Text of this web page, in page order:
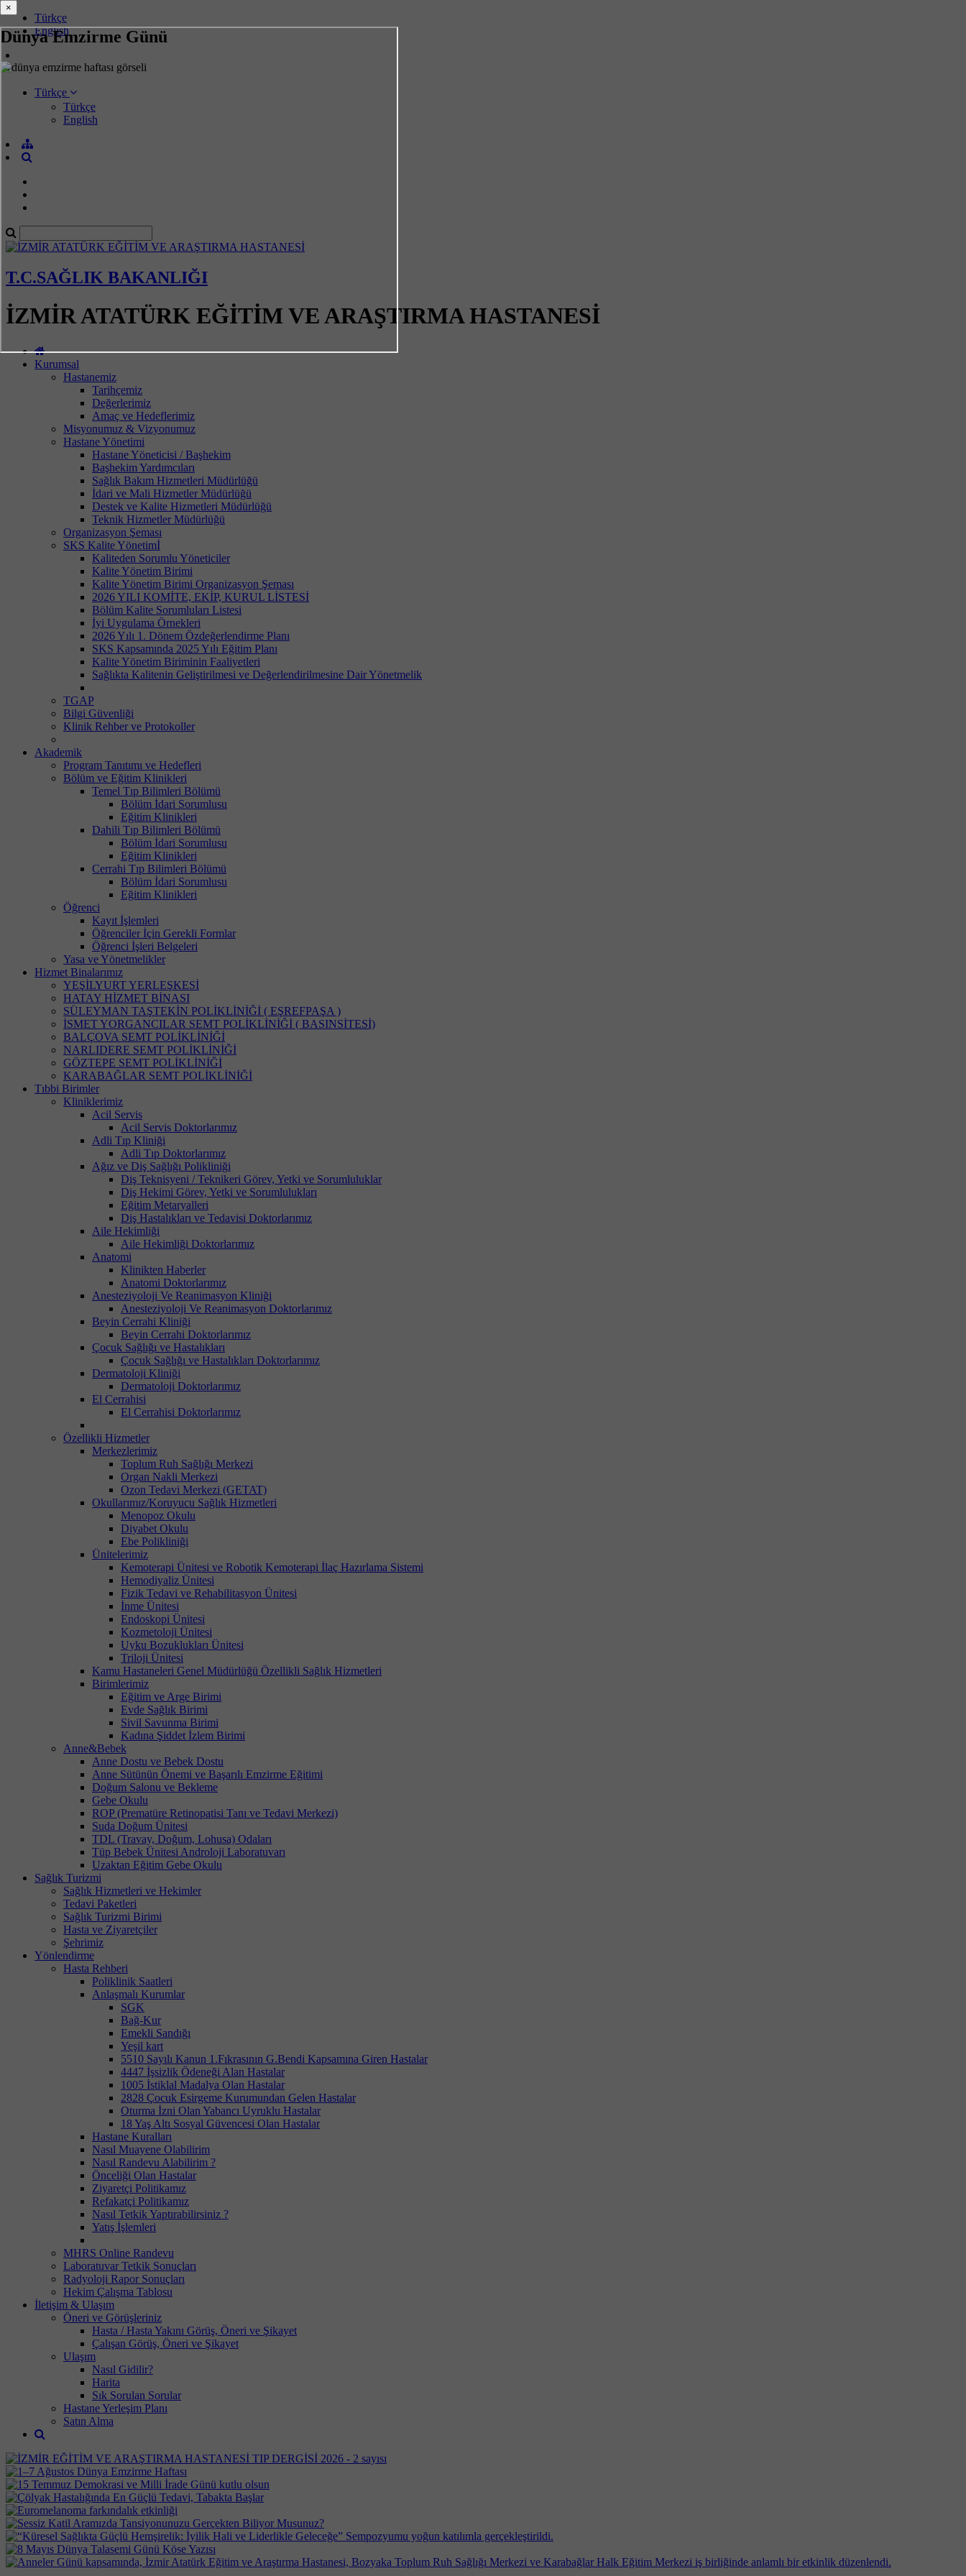
Dünya Emzirme Günü
Türkçe
English
Türkçe
Türkçe
English
T.C.SAĞLIK BAKANLIĞI
İZMİR ATATÜRK EĞİTİM VE ARAŞTIRMA HASTANESİ
Kurumsal
Hastanemiz
Tarihçemiz
Değerlerimiz
Amaç ve Hedeflerimiz
Misyonumuz & Vizyonumuz
Hastane Yönetimi
Hastane Yöneticisi / Başhekim
Başhekim Yardımcıları
Sağlık Bakım Hizmetleri Müdürlüğü
İdari ve Mali Hizmetler Müdürlüğü
Destek ve Kalite Hizmetleri Müdürlüğü
Teknik Hizmetler Müdürlüğü
Organizasyon Şeması
SKS Kalite Yönetimİ
Kaliteden Sorumlu Yöneticiler
Kalite Yönetim Birimi
Kalite Yönetim Birimi Organizasyon Şeması
2026 YILI KOMİTE, EKİP, KURUL LİSTESİ
Bölüm Kalite Sorumluları Listesi
İyi Uygulama Örnekleri
2026 Yılı 1. Dönem Özdeğerlendirme Planı
SKS Kapsamında 2025 Yılı Eğitim Planı
Kalite Yönetim Biriminin Faaliyetleri
Sağlıkta Kalitenin Geliştirilmesi ve Değerlendirilmesine Dair Yönetmelik
TGAP
Bilgi Güvenliği
Klinik Rehber ve Protokoller
Akademik
Program Tanıtımı ve Hedefleri
Bölüm ve Eğitim Klinikleri
Temel Tıp Bilimleri Bölümü
Bölüm İdari Sorumlusu
Eğitim Klinikleri
Dahili Tıp Bilimleri Bölümü
Bölüm İdari Sorumlusu
Eğitim Klinikleri
Cerrahi Tıp Bilimleri Bölümü
Bölüm İdari Sorumlusu
Eğitim Klinikleri
Öğrenci
Kayıt İşlemleri
Öğrenciler İçin Gerekli Formlar
Öğrenci İşleri Belgeleri
Yasa ve Yönetmelikler
Hizmet Binalarımız
YEŞİLYURT YERLEŞKESİ
HATAY HİZMET BİNASI
SÜLEYMAN TAŞTEKİN POLİKLİNİĞİ ( EŞREFPAŞA )
İSMET YORGANCILAR SEMT POLİKLİNİĞİ ( BASINSİTESİ)
BALÇOVA SEMT POLİKLİNİĞİ
NARLIDERE SEMT POLİKLİNİĞİ
GÖZTEPE SEMT POLİKLİNİĞİ
KARABAĞLAR SEMT POLİKLİNİĞİ
Tıbbi Birimler
Kliniklerimiz
Acil Servis
Acil Servis Doktorlarımız
Adli Tıp Kliniği
Adli Tıp Doktorlarımız
Ağız ve Diş Sağlığı Polikliniği
Diş Teknisyeni / Teknikeri Görev, Yetki ve Sorumluluklar
Diş Hekimi Görev, Yetki ve Sorumlulukları
Eğitim Metaryalleri
Diş Hastalıkları ve Tedavisi Doktorlarımız
Aile Hekimliği
Aile Hekimliği Doktorlarımız
Anatomi
Klinikten Haberler
Anatomi Doktorlarımız
Anesteziyoloji Ve Reanimasyon Kliniği
Anesteziyoloji Ve Reanimasyon Doktorlarımız
Beyin Cerrahi Kliniği
Beyin Cerrahi Doktorlarımız
Çocuk Sağlığı ve Hastalıkları
Çocuk Sağlığı ve Hastalıkları Doktorlarımız
Dermatoloji Kliniği
Dermatoloji Doktorlarımız
El Cerrahisi
El Cerrahisi Doktorlarımız
Özellikli Hizmetler
Merkezlerimiz
Toplum Ruh Sağlığı Merkezi
Organ Nakli Merkezi
Ozon Tedavi Merkezi (GETAT)
Okullarımız/Koruyucu Sağlık Hizmetleri
Menopoz Okulu
Diyabet Okulu
Ebe Polikliniği
Ünitelerimiz
Kemoterapi Ünitesi ve Robotik Kemoterapi İlaç Hazırlama Sistemi
Hemodiyaliz Ünitesi
Fizik Tedavi ve Rehabilitasyon Ünitesi
İnme Ünitesi
Endoskopi Ünitesi
Kozmetoloji Ünitesi
Uyku Bozuklukları Ünitesi
Triloji Ünitesi
Kamu Hastaneleri Genel Müdürlüğü Özellikli Sağlık Hizmetleri
Birimlerimiz
Eğitim ve Arge Birimi
Evde Sağlık Birimi
Sivil Savunma Birimi
Kadına Şiddet İzlem Birimi
Anne&Bebek
Anne Dostu ve Bebek Dostu
Anne Sütünün Önemi ve Başarılı Emzirme Eğitimi
Doğum Salonu ve Bekleme
Gebe Okulu
ROP (Prematüre Retinopatisi Tanı ve Tedavi Merkezi)
Suda Doğum Ünitesi
TDL (Travay, Doğum, Lohusa) Odaları
Tüp Bebek Ünitesi Androloji Laboratuvarı
Uzaktan Eğitim Gebe Okulu
Sağlık Turizmi
Sağlık Hizmetleri ve Hekimler
Tedavi Paketleri
Sağlık Turizmi Birimi
Hasta ve Ziyaretçiler
Şehrimiz
Yönlendirme
Hasta Rehberi
Poliklinik Saatleri
Anlaşmalı Kurumlar
SGK
Bağ-Kur
Emekli Sandığı
Yeşil kart
5510 Sayılı Kanun 1.Fıkrasının G.Bendi Kapsamına Giren Hastalar
4447 İşsizlik Ödeneği Alan Hastalar
1005 İstiklal Madalya Olan Hastalar
2828 Çocuk Esirgeme Kurumundan Gelen Hastalar
Oturma İzni Olan Yabancı Uyruklu Hastalar
18 Yaş Altı Sosyal Güvencesi Olan Hastalar
Hastane Kuralları
Nasıl Muayene Olabilirim
Nasıl Randevu Alabilirim ?
Önceliği Olan Hastalar
Ziyaretçi Politikamız
Refakatçi Politikamız
Nasıl Tetkik Yaptırabilirsiniz ?
Yatış İşlemleri
MHRS Online Randevu
Laboratuvar Tetkik Sonuçları
Radyoloji Rapor Sonuçları
Hekim Çalışma Tablosu
İletişim & Ulaşım
Öneri ve Görüşleriniz
Hasta / Hasta Yakını Görüş, Öneri ve Şikayet
Çalışan Görüş, Öneri ve Şikayet
Ulaşım
Nasıl Gidilir?
Harita
Sık Sorulan Sorular
Hastane Yerleşim Planı
Satın Alma
×